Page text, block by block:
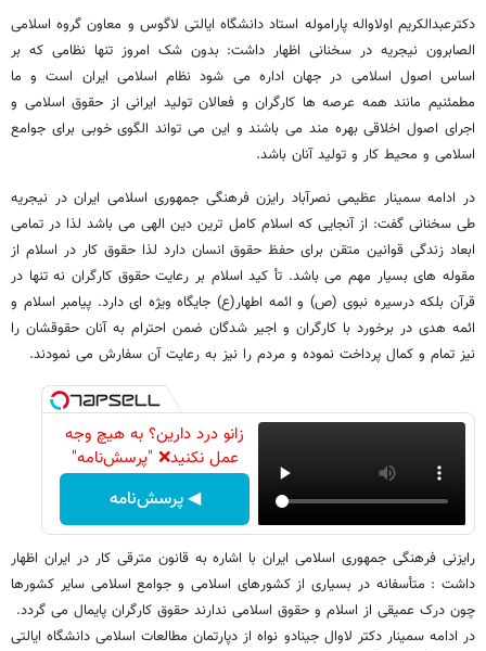
دکترعبدالکریم اولاواله پاراموله استاد دانشگاه ایالتی لاگوس و معاون گروه اسلامی
الصابرون نیجریه در سخنانی اظهار داشت: بدون شک امروز تنها نظامی که بر
اساس اصول اسلامی در جهان اداره می شود نظام اسلامی ایران است و ما
مطمئنیم مانند همه عرصه ها کارگران و فعالان تولید ایرانی از حقوق اسلامی و
اجرای اصول اخلاقی بهره مند می باشند و این می تواند الگوی خوبی برای جوامع
اسلامی و محیط کار و تولید آنان باشد.
در ادامه سمینار عظیمی نصرآباد رایزن فرهنگی جمهوری اسلامی ایران در نیجریه
طی سخنانی گفت: از آنجایی که اسلام کامل ترین دین الهی می باشد لذا در تمامی
ابعاد زندگی قوانین متقن برای حفظ حقوق انسان دارد لذا حقوق کار در اسلام از
مقوله های بسیار مهم می باشد. تأ کید اسلام بر رعایت حقوق کارگران نه تنها در
قرآن بلکه درسیره نبوی (ص) و ائمه اطهار(ع) جایگاه ویژه ای دارد. پیامبر اسلام و
ائمه هدی در برخورد با کارگران و اجیر شدگان ضمن احترام به آنان حقوقشان را
نیز تمام و کمال پرداخت نموده و مردم را نیز به رعایت آن سفارش می نمودند.
زانو درد دارین؟ به هیچ وجه
عمل نکنید❌ "پرسش‌نامه"
◀ پرسش‌نامه
رایزنی فرهنگی جمهوری اسلامی ایران با اشاره به قانون مترقی کار در ایران اظهار
داشت : متأسفانه در بسیاری از کشورهای اسلامی و جوامع اسلامی سایر کشورها
چون درک عمیقی از اسلام و حقوق اسلامی ندارند حقوق کارگران پایمال می گردد.
در ادامه سمینار دکتر لاوال جینادو نواه از دپارتمان مطالعات اسلامی دانشگاه ایالتی